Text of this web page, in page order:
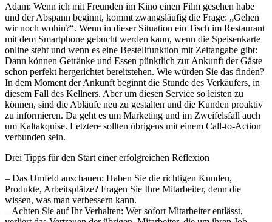
Adam: Wenn ich mit Freunden im Kino einen Film gesehen habe
und der Abspann beginnt, kommt zwangsläufig die Frage: „Gehen
wir noch wohin?“. Wenn in dieser Situation ein Tisch im Restaurant
mit dem Smartphone gebucht werden kann, wenn die Speisenkarte
online steht und wenn es eine Bestellfunktion mit Zeitangabe gibt:
Dann können Getränke und Essen pünktlich zur Ankunft der Gäste
schon perfekt hergerichtet bereitstehen. Wie würden Sie das finden?
In dem Moment der Ankunft beginnt die Stunde des Verkäufers, in
diesem Fall des Kellners. Aber um diesen Service so leisten zu
können, sind die Abläufe neu zu gestalten und die Kunden proaktiv
zu informieren. Da geht es um Marketing und im Zweifelsfall auch
um Kaltakquise. Letztere sollten übrigens mit einem Call-to-Action
verbunden sein.
Drei Tipps für den Start einer erfolgreichen Reflexion
– Das Umfeld anschauen: Haben Sie die richtigen Kunden,
Produkte, Arbeitsplätze? Fragen Sie Ihre Mitarbeiter, denn die
wissen, was man verbessern kann.
– Achten Sie auf Ihr Verhalten: Wer sofort Mitarbeiter entlässt,